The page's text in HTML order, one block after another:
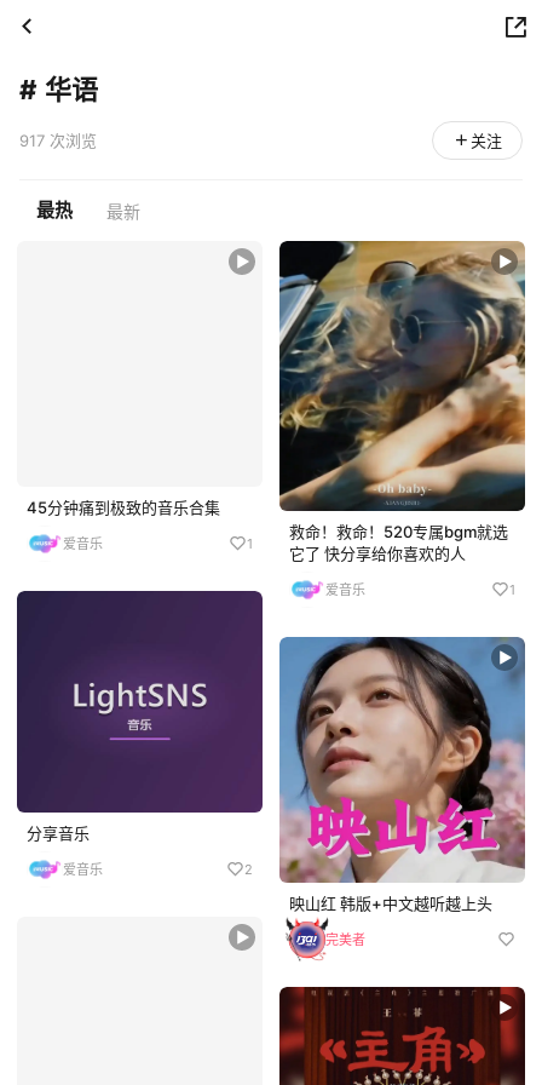
# 华语
917 次浏览 关注
最热 最新
45分钟痛到极致的音乐合集
爱音乐 1
救命！救命！520专属bgm就选
它了 快分享给你喜欢的人
爱音乐 1
分享音乐
爱音乐 2
映山红 韩版+中文越听越上头
完美者